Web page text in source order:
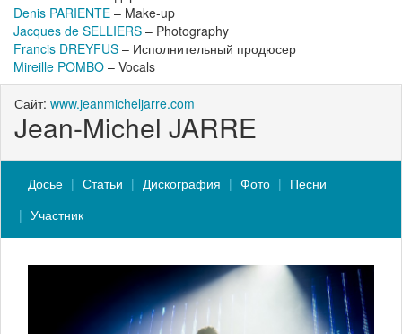
Denis PARIENTE – Make-up
Jacques de SELLIERS – Photography
Francis DREYFUS – Исполнительный продюсер
Mireille POMBO – Vocals
Сайт: www.jeanmicheljarre.com
Jean-Michel JARRE
Досье Статьи Дискография Фото
Песни
Участник